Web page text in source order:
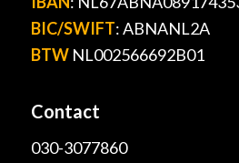
BIC/SWIFT: ABNANL2A
BTWNL002566692B01
Contact
030-3077860